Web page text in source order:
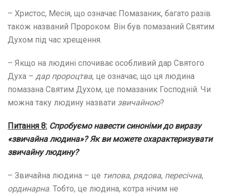
– Христос, Месія, що означає Помазаник, багато разів
також названий Пророком. Він був помазаний Святим
Духом під час хрещення.
– Якщо на людині спочиває особливий дар Святого
Духа – дар пророцтва, це означає, що ця людина
помазана Святим Духом, це помазаник Господній. Чи
можна таку людину назвати звичайною?
Питання 8: Спробуємо навести синоніми до виразу
«звичайна людина»? Як ви можете охарактеризувати
звичайну людину?
– Звичайна людина – це типова, рядова, пересічна,
ординарна. Тобто, це людина, котра нічим не